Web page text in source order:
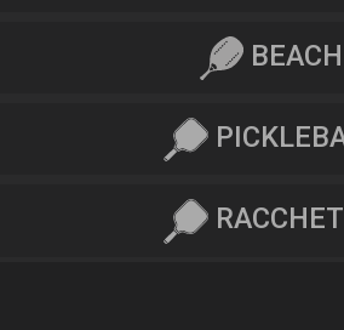
BEACH